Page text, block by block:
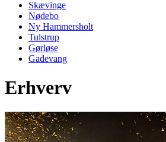
Skævinge
Nødebo
Ny Hammersholt
Tulstrup
Gørløse
Gadevang
Erhverv